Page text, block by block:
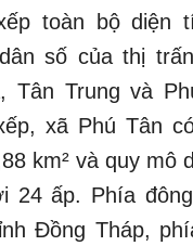
toàn bộ diện
số của thị
Tân Trung và
xã Phú Tân
km² và quy mô
24 ấp. Phía
Đồng Tháp,